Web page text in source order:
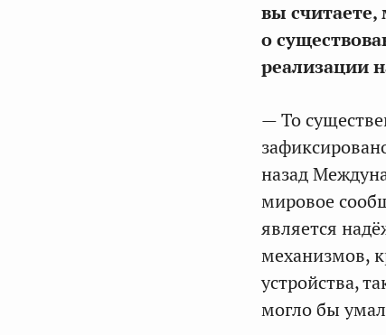
вы
о
реализации
— То
назад
мировое
является
механизмов,
устройства,
могло бы